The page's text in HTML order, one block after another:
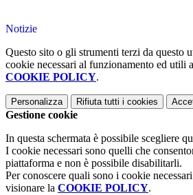
Notizie
Questo sito o gli strumenti terzi da questo
cookie necessari al funzionamento ed utili
COOKIE POLICY.
Personalizza Rifiuta tutti i cookies
Gestione cookie
In questa schermata è possibile scegliere
I cookie necessari sono quelli che
piattaforma e non è possibile disabilitarli.
Per conoscere quali sono i cookie
visionare la COOKIE POLICY.